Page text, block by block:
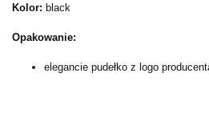
Kolor: black
Opakowanie:
elegancie pudełko z logo